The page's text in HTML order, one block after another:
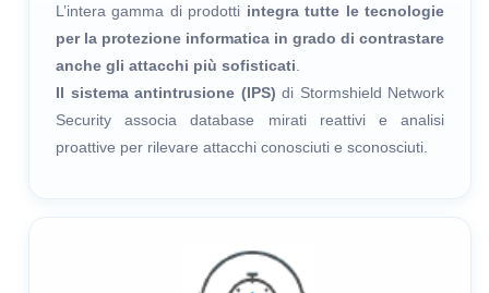
L’intera gamma di prodotti integra tutte le tecnologie
per la protezione informatica in grado di contrastare
anche gli attacchi più sofisticati
Il sistema antintrusione (IPS) di Stormshield Network
Security associa database mirati reattivi e analisi
proattive per rilevare attacchi conosciuti e sconosciuti.